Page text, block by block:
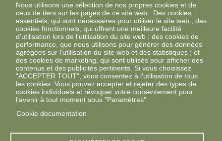
Nous utilisons une sélection de nos propres cookies et de
ceux de tiers sur les pages de ce site web : Des cookies
essentiels, qui sont nécessaires pour utiliser le site web ; des
cookies fonctionnels, qui offrent une meilleure facilité
d'utilisation lors de l'utilisation du site web ; des cookies de
performance, que nous utilisons pour générer des données
agrégées sur l'utilisation du site web et des statistiques ; et
des cookies de marketing, qui sont utilisés pour afficher des
contenus et des publicités pertinents. Si vous choisissez
"ACCEPTER TOUT", vous consentez à l'utilisation de tous
les cookies. Vous pouvez accepter et rejeter des types de
cookies individuels et révoquer votre consentement pour
l'avenir à tout moment sous "Paramètres".
Cookie documentation